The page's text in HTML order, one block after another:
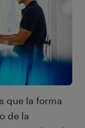
que la forma
de la